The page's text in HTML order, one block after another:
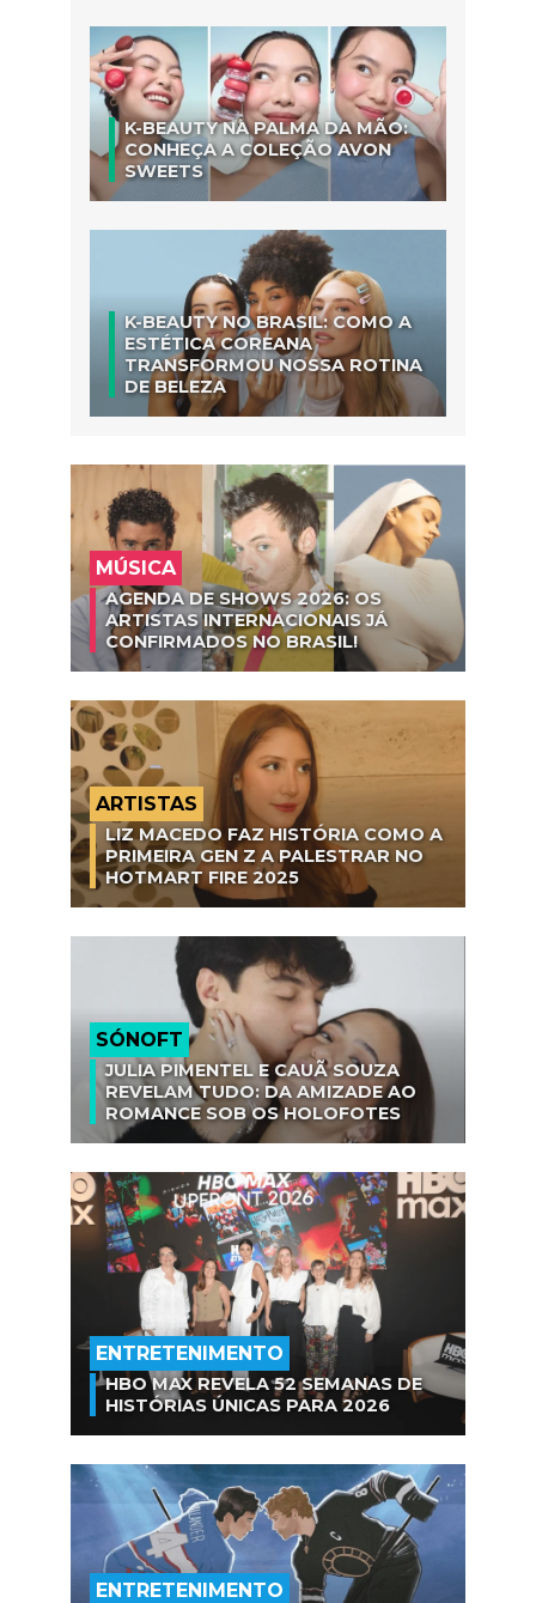
K-BEAUTY NA PALMA DA MÃO:
CONHEÇA A COLEÇÃO AVON
SWEETS
K-BEAUTY NO BRASIL: COMO A
ESTÉTICA COREANA
TRANSFORMOU NOSSA ROTINA
DE BELEZA
MÚSICA
AGENDA DE SHOWS 2026: OS
ARTISTAS INTERNACIONAIS JÁ
CONFIRMADOS NO BRASIL!
ARTISTAS
LIZ MACEDO FAZ HISTÓRIA COMO A
PRIMEIRA GEN Z A PALESTRAR NO
HOTMART FIRE 2025
SÓNOFT
JULIA PIMENTEL E CAUÃ SOUZA
REVELAM TUDO: DA AMIZADE AO
ROMANCE SOB OS HOLOFOTES
ENTRETENIMENTO
HBO MAX REVELA 52 SEMANAS DE
HISTÓRIAS ÚNICAS PARA 2026
ENTRETENIMENTO